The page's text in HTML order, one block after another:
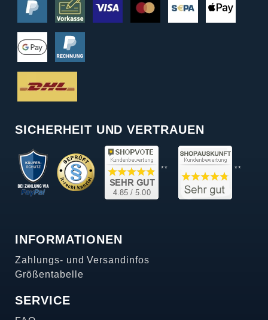
SICHERHEIT UND VERTRAUEN
** **
INFORMATIONEN
Zahlungs- und Versandinfos
Größentabelle
SERVICE